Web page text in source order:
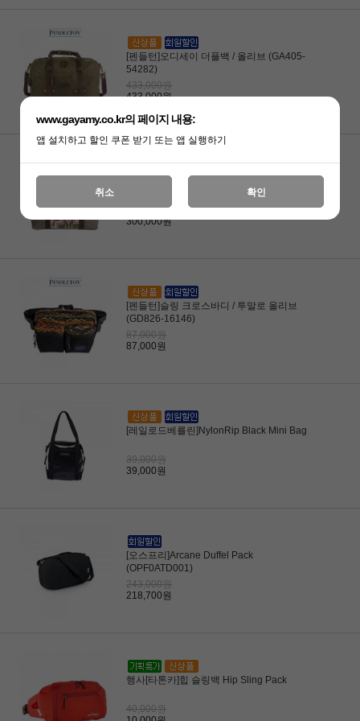
[펜들턴]오디세이 더플백 / 올리브 (GA405-
54282)
433,000원
433,000원
[펜들턴]위켄더 가방 / 하딩 올리브 (GA410-
300,000원
300,000원
[펜들턴]슬링 크로스바디 / 투말로 올리브
(GD826-16146)
87,000원
87,000원
[레일로드베를린]NylonRip Black Mini Bag
39,000원
39,000원
[오스프리]Arcane Duffel Pack
(OPF0ATD001)
243,000원
218,700원
행사[타톤카]힙 슬링백 Hip Sling Pack
40,000원
www.gayamy.co.kr의 페이지 내용:
앱 설치하고 할인 쿠폰 받기 또는 앱 실행하기
취소 확인